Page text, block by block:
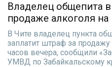
Владелец общепита
продаже алкоголя
В Чите владелец пункта
заплатит штраф за
часов вечера, сообщили
УМВД по Забайкальскому